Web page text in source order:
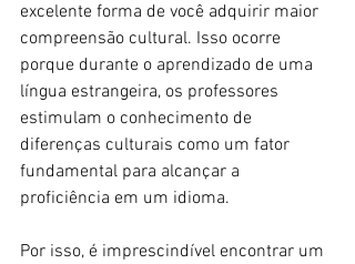
excelente forma de você adquirir maior
compreensão cultural. Isso ocorre
porque durante o aprendizado de uma
língua estrangeira, os professores
estimulam o conhecimento de
diferenças culturais como um fator
fundamental para alcançar a
proficiência em um idioma.
Por isso, é imprescindível encontrar um